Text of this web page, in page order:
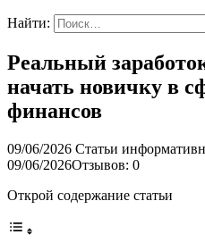
Найти:
Реальный
начать новичку в
финансов
09/06/2026 Статьи
09/06/2026Отзывов: 0
Открой содержание статьи